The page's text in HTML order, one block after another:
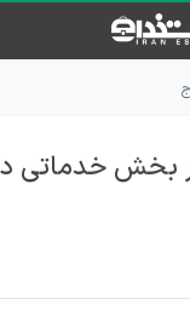
بخش خدماتی